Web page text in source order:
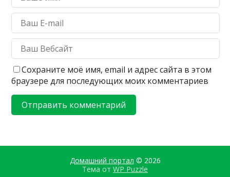
Сохраните моё имя, email и адрес сайта в этом
браузере для последующих моих комментариев
Домашний портал © 2026
Тема от WP Puzzle